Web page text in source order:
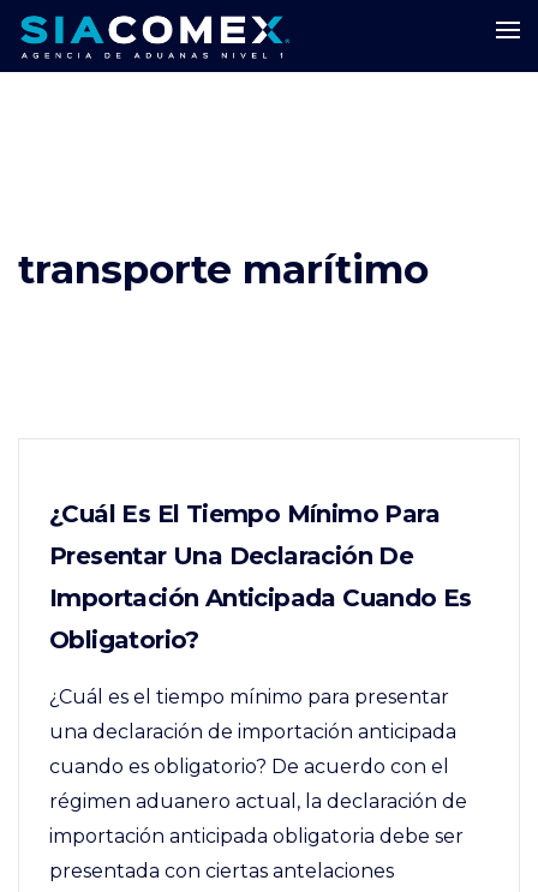
transporte marítimo
¿Cuál Es El Tiempo Mínimo Para
Presentar Una Declaración De
Importación Anticipada Cuando Es
Obligatorio?
¿Cuál es el tiempo mínimo para presentar
una declaración de importación anticipada
cuando es obligatorio? De acuerdo con el
régimen aduanero actual, la declaración de
importación anticipada obligatoria debe ser
presentada con ciertas antelaciones